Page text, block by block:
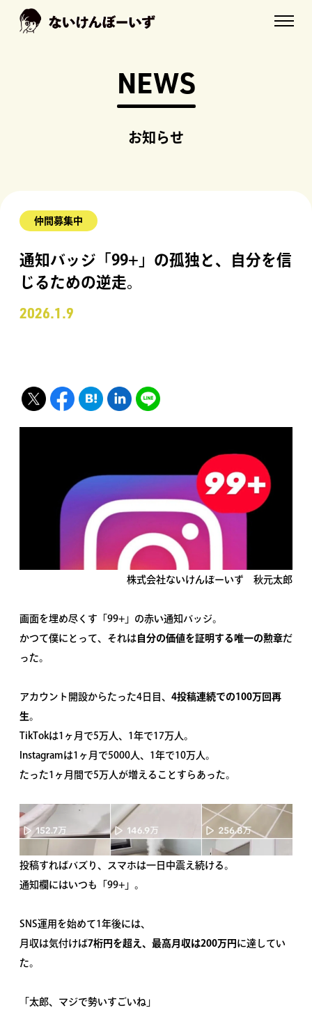
NEWS
お知らせ
仲間募集中
通知バッジ「99+」の孤独と、自分を信
じるための逆走。
2026.1.9
株式会社ないけんぼーいず 秋元太郎
画面を埋め尽くす「99+」の赤い通知バッジ。
かつて僕にとって、それは 自分の価値を証明する唯一の勲章だ
った。
アカウント開設からたった4日目、 4投稿連続での100万回再
生。
TikTokは1ヶ月で5万人、1年で17万人。
Instagramは1ヶ月で5000人、1年で10万人。
たった1ヶ月間で5万人が増えることすらあった。
投稿すればバズり、スマホは一日中震え続ける。
通知欄にはいつも「99+」。
SNS運用を始めて1年後には、
月収は気付けば7桁円を超え、最高月収は200万円 に達してい
た。
「太郎、マジで勢いすごいね」